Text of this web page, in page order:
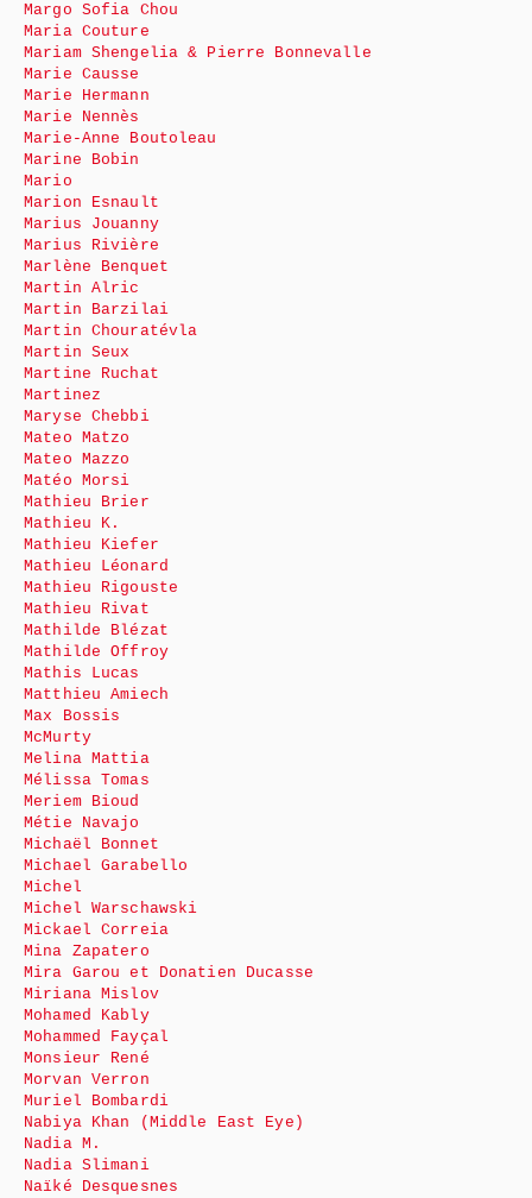
Margo Sofia Chou
Maria Couture
Mariam Shengelia & Pierre Bonnevalle
Marie Causse
Marie Hermann
Marie Nennès
Marie-Anne Boutoleau
Marine Bobin
Mario
Marion Esnault
Marius Jouanny
Marius Rivière
Marlène Benquet
Martin Alric
Martin Barzilai
Martin Chouratévla
Martin Seux
Martine Ruchat
Martinez
Maryse Chebbi
Mateo Matzo
Mateo Mazzo
Matéo Morsi
Mathieu Brier
Mathieu K.
Mathieu Kiefer
Mathieu Léonard
Mathieu Rigouste
Mathieu Rivat
Mathilde Blézat
Mathilde Offroy
Mathis Lucas
Matthieu Amiech
Max Bossis
McMurty
Melina Mattia
Mélissa Tomas
Meriem Bioud
Métie Navajo
Michaël Bonnet
Michael Garabello
Michel
Michel Warschawski
Mickael Correia
Mina Zapatero
Mira Garou et Donatien Ducasse
Miriana Mislov
Mohamed Kably
Mohammed Fayçal
Monsieur René
Morvan Verron
Muriel Bombardi
Nabiya Khan (Middle East Eye)
Nadia M.
Nadia Slimani
Naïké Desquesnes